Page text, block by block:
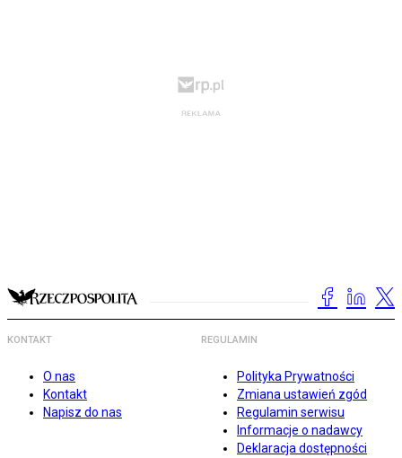
KONTAKT
O nas
Kontakt
Napisz do nas
REGULAMIN
Polityka Prywatności
Zmiana ustawień zgód
Regulamin serwisu
Informacje o nadawcy
Deklaracja dostępności